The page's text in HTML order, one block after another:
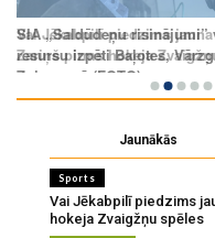
Jaunākās
Sports
Vai Jēkabpilī piedzims
hokeja Zvaigžņu spēles